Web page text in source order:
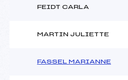
FEIDT CARLA
MARTIN JULIETTE
FASSEL MARIANNE